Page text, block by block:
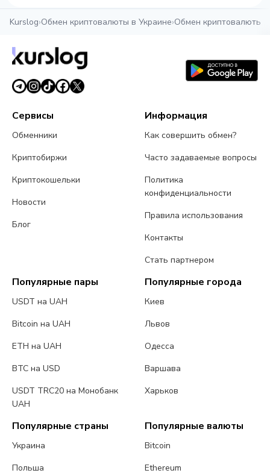
Kurslog›Обмен криптовалюты в Украине›Обмен криптовалюты
Сервисы
Обменники
Криптобиржи
Криптокошельки
Новости
Блог
Информация
Как совершить обмен?
Часто задаваемые вопросы
Политика
конфиденциальности
Правила использования
Контакты
Стать партнером
Популярные пары
USDT на UAH
Bitcoin на UAH
ETH на UAH
BTC на USD
USDT TRC20 на Монобанк
UAH
Популярные города
Киев
Львов
Одесса
Варшава
Харьков
Популярные страны
Украина
Польша
Популярные валюты
Bitcoin
Ethereum